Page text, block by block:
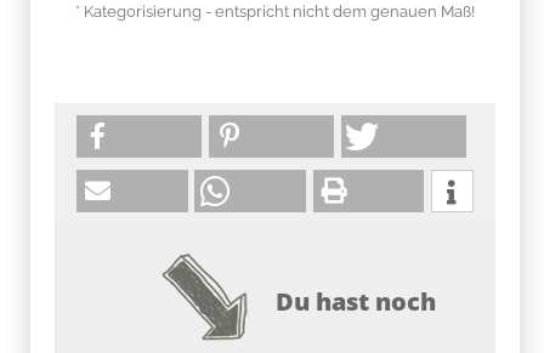
* Kategorisierung - entspricht nicht dem genauen Maß!
Du hast noch